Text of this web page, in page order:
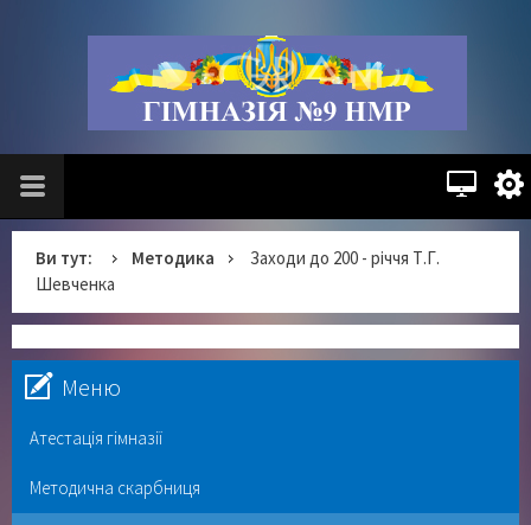
Ви тут: Методика
Заходи до 200 - річчя Т.Г.
Шевченка
Меню
Атестація гімназії
Методична скарбниця